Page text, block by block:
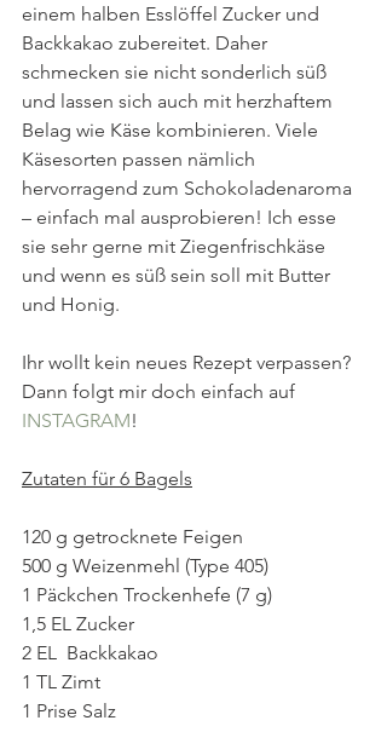
einem halben Esslöffel Zucker und
Backkakao zubereitet. Daher
schmecken sie nicht sonderlich süß
und lassen sich auch mit herzhaftem
Belag wie Käse kombinieren. Viele
Käsesorten passen nämlich
hervorragend zum Schokoladenaroma
– einfach mal ausprobieren! Ich esse
sie sehr gerne mit Ziegenfrischkäse
und wenn es süß sein soll mit Butter
und Honig.
Ihr wollt kein neues Rezept verpassen?
Dann folgt mir doch einfach auf
INSTAGRAM!
Zutaten für 6 Bagels
120 g getrocknete Feigen
500 g Weizenmehl (Type 405)
1 Päckchen Trockenhefe (7 g)
1,5 EL Zucker
2 EL  Backkakao
1 TL Zimt
1 Prise Salz